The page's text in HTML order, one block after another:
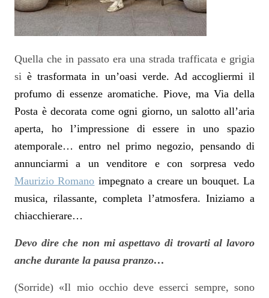
Quella che in passato era una strada trafficata e grigia
si è trasformata in un’oasi verde. Ad accogliermi il
profumo di essenze aromatiche. Piove, ma Via della
Posta è decorata come ogni giorno, un salotto all’aria
aperta, ho l’impressione di essere in uno spazio
atemporale… entro nel primo negozio, pensando di
annunciarmi a un venditore e con sorpresa vedo
Maurizio Romano impegnato a creare un bouquet. La
musica, rilassante, completa l’atmosfera. Iniziamo a
chiacchierare…
Devo dire che non mi aspettavo di trovarti al lavoro
anche durante la pausa pranzo…
(Sorride) «Il mio occhio deve esserci sempre, sono